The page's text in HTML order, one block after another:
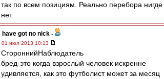
так по всем позициям. Реально перебора нигде
нет.
have got no nick -
01 июл 2013 10:13
СтороннийНаблюдатель
бред-это когда взрослый человек искренне
удивляется, как это футболист может за месяц